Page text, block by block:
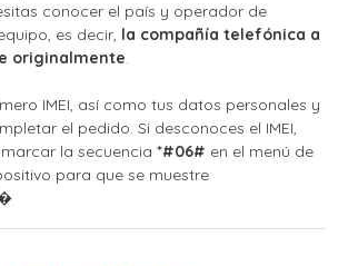
conocer el país y operador de
es decir, la compañía telefónica a
originalmente.
IMEI, así como tus datos personales y
el pedido. Si desconoces el IMEI,
la secuencia *#06# en el menú de
para que se muestre